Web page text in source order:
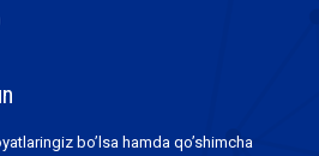
bo’lsa hamda qo’shimcha